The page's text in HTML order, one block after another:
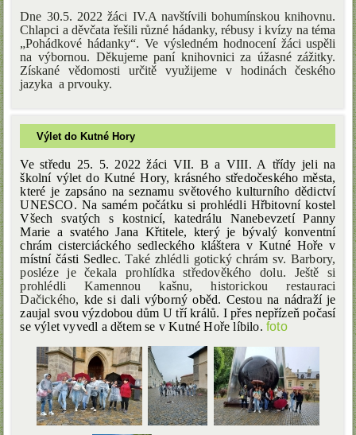
Dne 30.5. 2022 žáci IV.A navštívili bohumínskou knihovnu.
Chlapci a děvčata řešili různé hádanky, rébusy i kvízy na téma
„Pohádkové hádanky“. Ve výsledném hodnocení žáci uspěli
na výbornou. Děkujeme paní knihovnici za úžasné zážitky.
Získané vědomosti určitě využijeme v hodinách českého
jazyka a prvouky.
Výlet do Kutné Hory
Ve středu 25. 5. 2022 žáci VII. B a VIII. A třídy jeli na
školní výlet do Kutné Hory, krásného středočeského města,
které je zapsáno na seznamu světového kulturního dědictví
UNESCO. Na samém počátku si prohlédli Hřbitovní kostel
Všech svatých s kostnicí, katedrálu Nanebevzetí Panny
Marie a svatého Jana Křtitele, který je bývalý konventní
chrám cisterciáckého sedleckého kláštera v Kutné Hoře v
místní části Sedlec.Také zhlédli gotický chrám sv. Barbory,
posléze je čekala prohlídka středověkého dolu. Ještě si
prohlédli Kamennou kašnu, historickou restauraci
Dačického, kde si dali výborný oběd. Cestou na nádraží je
zaujal svou výzdobou dům U tří králů. I přes nepřízeň počasí
se výlet vyvedl a dětem se v Kutné Hoře líbilo.foto